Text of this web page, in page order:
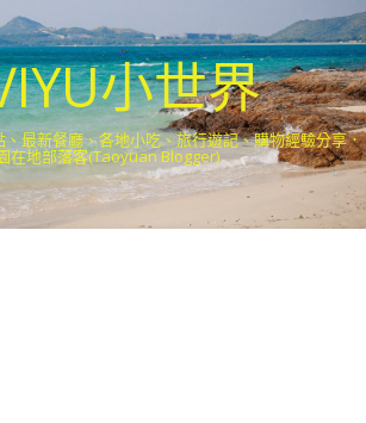
小世界
最新餐廳、各地小吃、旅行遊記、購物經驗分享．
在地部落客(Taoyuan Blogger)